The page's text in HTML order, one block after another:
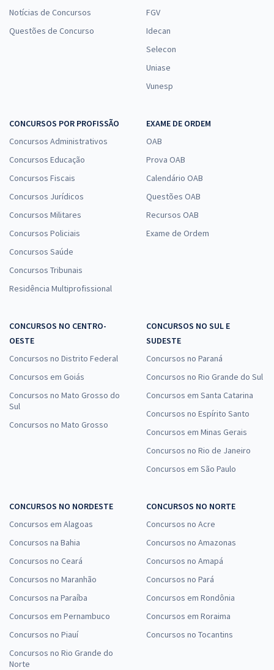
Notícias de Concursos
Questões de Concurso
FGV
Idecan
Selecon
Uniase
Vunesp
CONCURSOS POR PROFISSÃO
Concursos Administrativos
Concursos Educação
Concursos Fiscais
Concursos Jurídicos
Concursos Militares
Concursos Policiais
Concursos Saúde
Concursos Tribunais
Residência Multiprofissional
EXAME DE ORDEM
OAB
Prova OAB
Calendário OAB
Questões OAB
Recursos OAB
Exame de Ordem
CONCURSOS NO CENTRO-
OESTE
Concursos no Distrito Federal
Concursos em Goiás
Concursos no Mato Grosso do
Sul
Concursos no Mato Grosso
CONCURSOS NO SUL E
SUDESTE
Concursos no Paraná
Concursos no Rio Grande do Sul
Concursos em Santa Catarina
Concursos no Espírito Santo
Concursos em Minas Gerais
Concursos no Rio de Janeiro
Concursos em São Paulo
CONCURSOS NO NORDESTE
Concursos em Alagoas
Concursos na Bahia
Concursos no Ceará
Concursos no Maranhão
Concursos na Paraíba
Concursos em Pernambuco
Concursos no Piauí
Concursos no Rio Grande do
Norte
CONCURSOS NO NORTE
Concursos no Acre
Concursos no Amazonas
Concursos no Amapá
Concursos no Pará
Concursos em Rondônia
Concursos em Roraima
Concursos no Tocantins